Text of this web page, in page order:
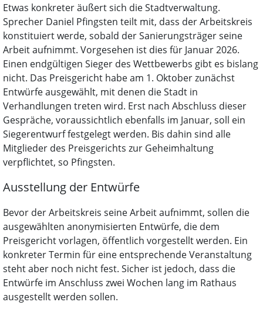
Etwas konkreter äußert sich die Stadtverwaltung.
Sprecher Daniel Pfingsten teilt mit, dass der Arbeitskreis
konstituiert werde, sobald der Sanierungsträger seine
Arbeit aufnimmt. Vorgesehen ist dies für Januar 2026.
Einen endgültigen Sieger des Wettbewerbs gibt es bislang
nicht. Das Preisgericht habe am 1. Oktober zunächst
Entwürfe ausgewählt, mit denen die Stadt in
Verhandlungen treten wird. Erst nach Abschluss dieser
Gespräche, voraussichtlich ebenfalls im Januar, soll ein
Siegerentwurf festgelegt werden. Bis dahin sind alle
Mitglieder des Preisgerichts zur Geheimhaltung
verpflichtet, so Pfingsten.
Ausstellung der Entwürfe
Bevor der Arbeitskreis seine Arbeit aufnimmt, sollen die
ausgewählten anonymisierten Entwürfe, die dem
Preisgericht vorlagen, öffentlich vorgestellt werden. Ein
konkreter Termin für eine entsprechende Veranstaltung
steht aber noch nicht fest. Sicher ist jedoch, dass die
Entwürfe im Anschluss zwei Wochen lang im Rathaus
ausgestellt werden sollen.